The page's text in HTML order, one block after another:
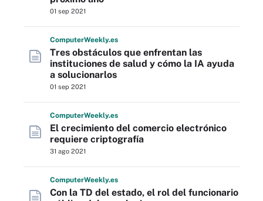
01 sep 2021
ComputerWeekly.es
Tres obstáculos que enfrentan las
instituciones de salud y cómo la IA ayuda
a solucionarlos
01 sep 2021
ComputerWeekly.es
El crecimiento del comercio electrónico
requiere criptografía
31 ago 2021
ComputerWeekly.es
Con la TD del estado, el rol del funcionario